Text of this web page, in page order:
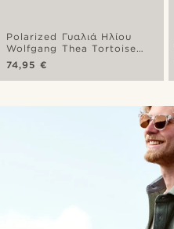
Polarized Γυαλιά Ηλίου
Wolfgang Thea Tortoise
Shell & Brown
74,95 €